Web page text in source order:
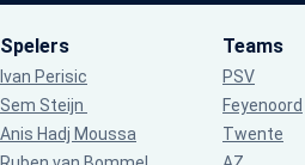
Spelers
Ivan Perisic
Sem Steijn
Anis Hadj Moussa
Teams
PSV
Feyenoord
Twente